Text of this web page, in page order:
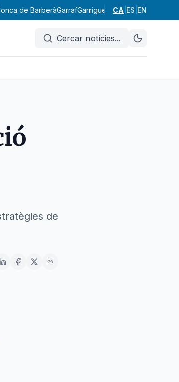
de BarberàGarrafGarrigues GarrotxaGironès
CA ES EN
Cercar notícies...
de